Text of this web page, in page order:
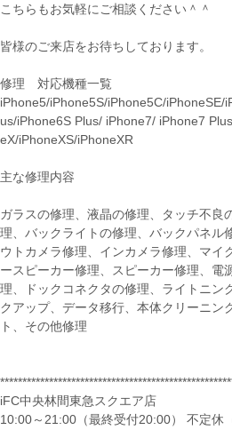
こちらもお気軽にご相談ください＾＾
皆様のご来店をお待ちしております。
修理 対応機種一覧
iPhone5/iPhone5S/iPhone5C/iPhoneSE/
us/iPhone6S Plus/ iPhone7/ iPhone7
eX/iPhoneXS/iPhoneXR
主な修理内容
ガラスの修理、液晶の修理、タッチ不良
理、バックライトの修理、バックパネル
ウトカメラ修理、インカメラ修理、マイ
ースピーカー修理、スピーカー修理、電
理、ドックコネクタの修理、ライトニン
クアップ、データ移行、本体クリーニン
ト、その他修理
iFC中央林間東急スクエア店
10:00～21:00（最終受付20:00） 不定休